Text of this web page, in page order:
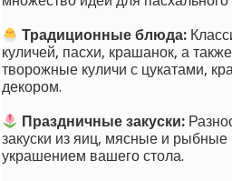
Традиционные блюда:
куличей, пасхи, крашанок, а
творожные куличи с цукатами,
декором.
Праздничные закуски:
закуски из яиц, мясные и рыбные
украшением вашего стола.